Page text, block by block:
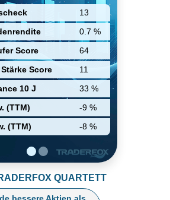
13
0.7 %
Score
64
Score
11
10 J
33 %
(TTM)
-9 %
(TTM)
-8 %
& Stellantriebe, und
Materialien & Handel. Die
Bereiche von
Waffen &
und elektronischen
Lösungen sind
Lieferanten
Produkten an
und internationalen
Verteidigungskräfte. Die
von den
der Sensoren &
und Materialien &
Handel sind
Emissionsreduktion,
Schadstoffe und
QUARTETT
bessere Aktien als